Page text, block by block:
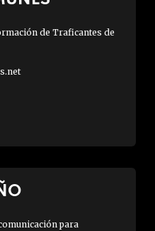
de Traficantes de
para